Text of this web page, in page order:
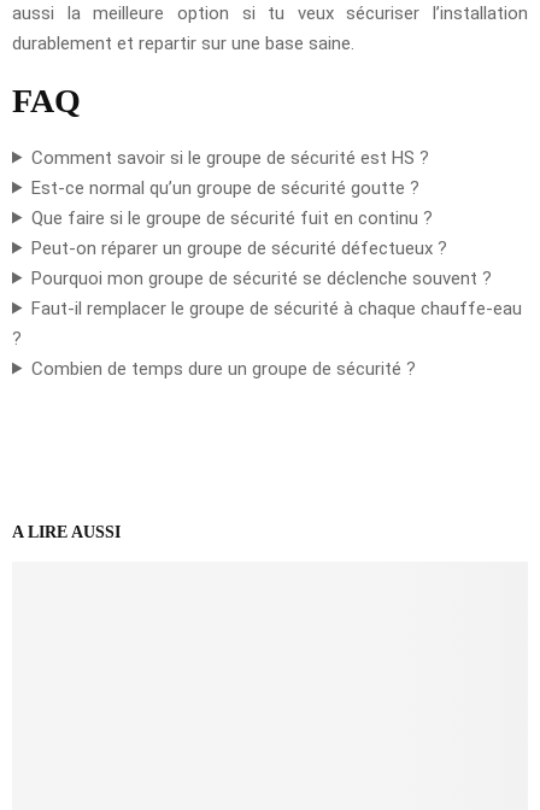
aussi la meilleure option si tu veux sécuriser l’installation
durablement et repartir sur une base saine.
FAQ
Comment savoir si le groupe de sécurité est HS ?
Est-ce normal qu’un groupe de sécurité goutte ?
Que faire si le groupe de sécurité fuit en continu ?
Peut-on réparer un groupe de sécurité défectueux ?
Pourquoi mon groupe de sécurité se déclenche souvent ?
Faut-il remplacer le groupe de sécurité à chaque chauffe-eau
?
Combien de temps dure un groupe de sécurité ?
A LIRE AUSSI